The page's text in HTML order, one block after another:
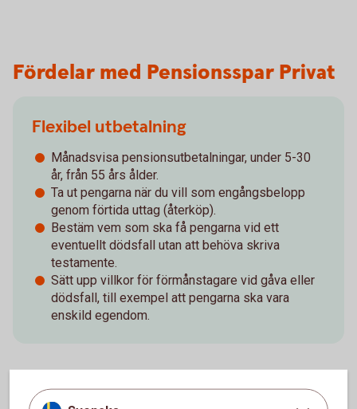
Fördelar med Pensionsspar Privat
Flexibel utbetalning
Månadsvisa pensionsutbetalningar, under 5-30
år, från 55 års ålder.
Ta ut pengarna när du vill som engångsbelopp
genom förtida uttag (återköp).
Bestäm vem som ska få pengarna vid ett
eventuellt dödsfall utan att behöva skriva
testamente.
Sätt upp villkor för förmånstagare vid gåva eller
dödsfall, till exempel att pengarna ska vara
enskild egendom.